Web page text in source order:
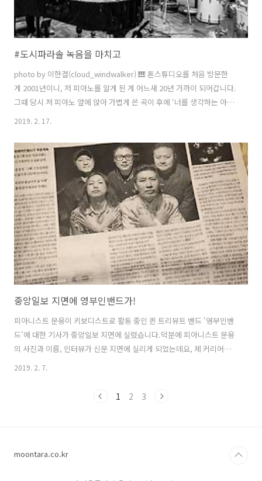
#도시파라솔 녹음을 마치고
​photo by 이한결(cloud_windwalker) 🎹 톤스튜디오를 처음 방문한
게 2001년이니, 저 피아노를 알게 된 게 어느새 20년 가까이 되어갑니다.
그때 당시 저 피아노 앞에 앉아 가볍게 쓴 곡이 후에 ‘너를 생각하는 아
에서 이름만 대면 알 법한 락밴드🤘대다수가 작업을 하는 곳인데, 그래서
저는 ‘대한민국의 애비로드’라 부르기도 합니다. 뜻밖의 사연으로 이번
에 톤스튜디오와 인연을 이어가게 됐는데, 우습게 들릴지 모르지만 그런
우연이 ‘그거슨 마치 운명’⚡️같은 느낌이 들어서 이 곳에서 작업을 하기로
마음을 먹었더랍니다. 익숙함이 주는 장점은 어색하거나 ..
2019. 2. 17.
중앙일보 지면에 영부인밴드가!
피아니스트 문용이 키보디스트로 활동 중인 퀸 트리뷰트 밴드 '영부인밴
드'에 대한 기사가 중앙일보 지면에 실렸습니다.덕분에 피아니스트 문용
의 사진과 이름, 인터뷰가 신문 지면에 실리게 되었는데요, 제 커리어에
있어 손가락에 꼽을 만한 일이라 스스로도 신기하여 소개합니다. 사진은
출한 것인데, 역시 모델이 달라서인지 오리지널과 차이가 나는 것은 어쩔
2019. 2. 7.
1 2 3
moontara.co.kr